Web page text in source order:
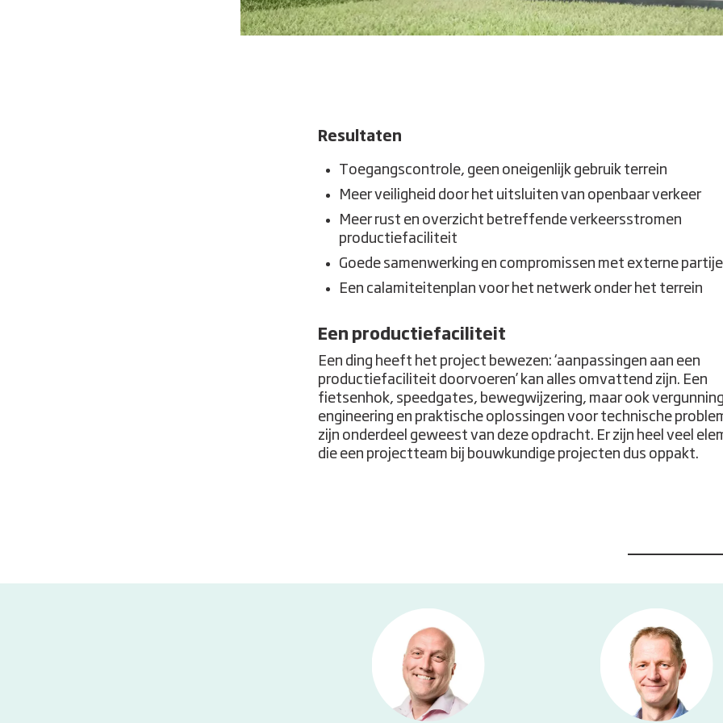
Resultaten
Toegangscontrole, geen oneigenlijk gebruik terrein
Meer veiligheid door het uitsluiten van openbaar verkeer
Meer rust en overzicht betreffende verkeersstromen
productiefaciliteit
Goede samenwerking en compromissen met externe
Een calamiteitenplan voor het netwerk onder het terrein
Een productiefaciliteit
Een ding heeft het project bewezen: ‘aanpassingen aan een
productiefaciliteit doorvoeren’ kan alles omvattend zijn. Een
fietsenhok, speedgates, bewegwijzering, maar ook
engineering en praktische oplossingen voor technische
zijn onderdeel geweest van deze opdracht. Er zijn heel veel
die een projectteam bij bouwkundige projecten dus oppakt.